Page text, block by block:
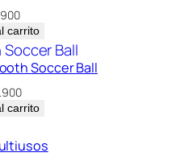
carrito
Soccer Ball
carrito